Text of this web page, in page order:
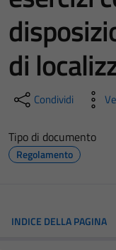
di
Condividi
Tipo di documento
Regolamento
INDICE DELLA PAGINA